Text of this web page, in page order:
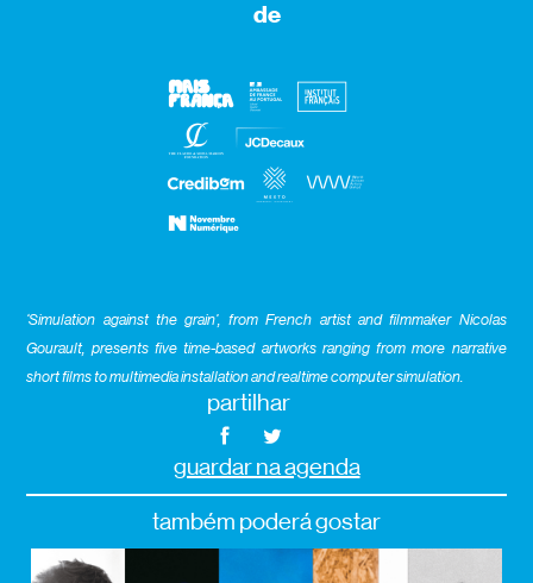
de
‘Simulation against the grain’, from French artist and filmmaker Nicolas
Gourault, presents five time-based artworks ranging from more narrative
short films to multimedia installation and realtime computer simulation.
partilhar
guardar na agenda
também poderá gostar